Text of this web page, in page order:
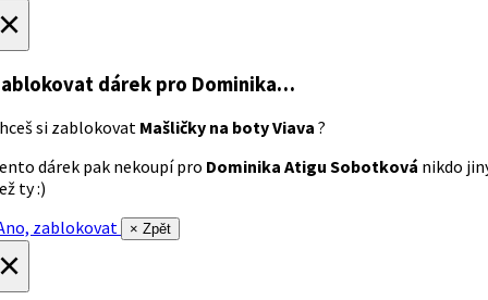
dárek pro Dominika…
si zablokovat Mašličky na boty Viava ?
dárek pak nekoupí pro Dominika Atigu Sobotková nikdo
ty :)
zablokovat
× Zpět